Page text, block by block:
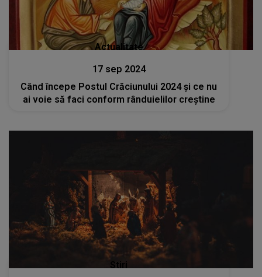
Actualitate
17 sep 2024
Când începe Postul Crăciunului 2024 și ce nu
ai voie să faci conform rânduielilor creștine
Stiri